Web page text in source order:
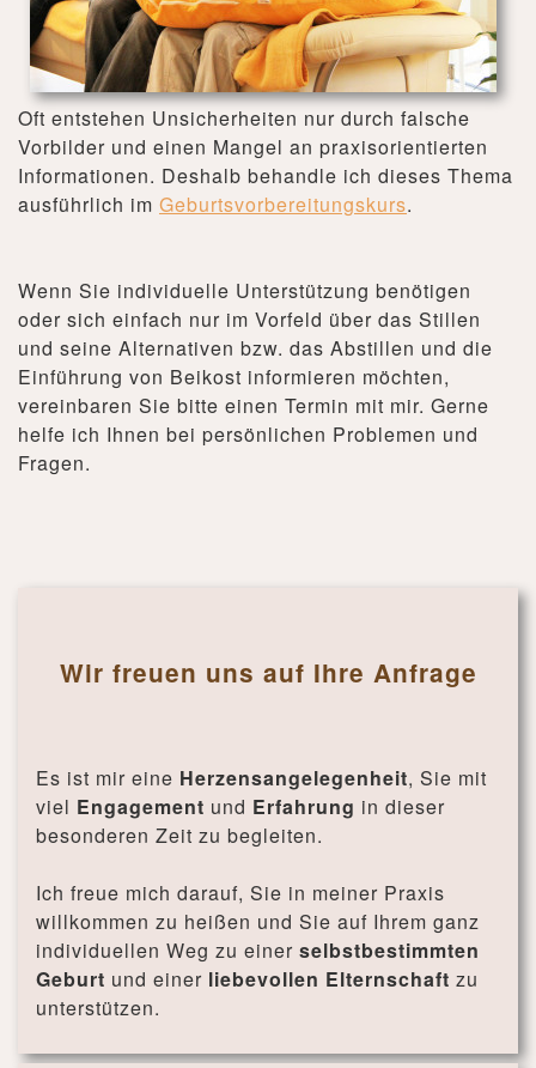
Oft entstehen Unsicherheiten nur durch falsche
Vorbilder und einen Mangel an praxisorientierten
Informationen. Deshalb behandle ich dieses Thema
ausführlich im Geburtsvorbereitungskurs.
Wenn Sie individuelle Unterstützung benötigen
oder sich einfach nur im Vorfeld über das Stillen
und seine Alternativen bzw. das Abstillen und die
Einführung von Beikost informieren möchten,
vereinbaren Sie bitte einen Termin mit mir. Gerne
helfe ich Ihnen bei persönlichen Problemen und
Fragen.
Wir freuen uns auf Ihre Anfrage
Es ist mir eine Herzensangelegenheit, Sie mit
viel Engagement und Erfahrung in dieser
besonderen Zeit zu begleiten.
Ich freue mich darauf, Sie in meiner Praxis
willkommen zu heißen und Sie auf Ihrem ganz
individuellen Weg zu einer selbstbestimmten
Geburt und einer liebevollen Elternschaft zu
unterstützen.